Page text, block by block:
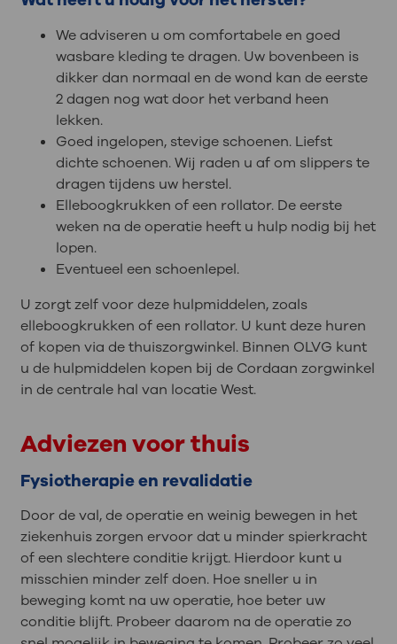
We adviseren u om comfortabele en goed
wasbare kleding te dragen. Uw bovenbeen is
dikker dan normaal en de wond kan de eerste
2 dagen nog wat door het verband heen
lekken.
Goed ingelopen, stevige schoenen. Liefst
dichte schoenen. Wij raden u af om slippers te
dragen tijdens uw herstel.
Elleboogkrukken of een rollator. De eerste
weken na de operatie heeft u hulp nodig bij het
lopen.
Eventueel een schoenlepel.
U zorgt zelf voor deze hulpmiddelen, zoals
elleboogkrukken of een rollator. U kunt deze huren
of kopen via de thuiszorgwinkel. Binnen OLVG kunt
u de hulpmiddelen kopen bij de Cordaan zorgwinkel
in de centrale hal van locatie West.
Adviezen voor thuis
Fysiotherapie en revalidatie
Door de val, de operatie en weinig bewegen in het
ziekenhuis zorgen ervoor dat u minder spierkracht
of een slechtere conditie krijgt. Hierdoor kunt u
misschien minder zelf doen. Hoe sneller u in
beweging komt na uw operatie, hoe beter uw
conditie blijft. Probeer daarom na de operatie zo